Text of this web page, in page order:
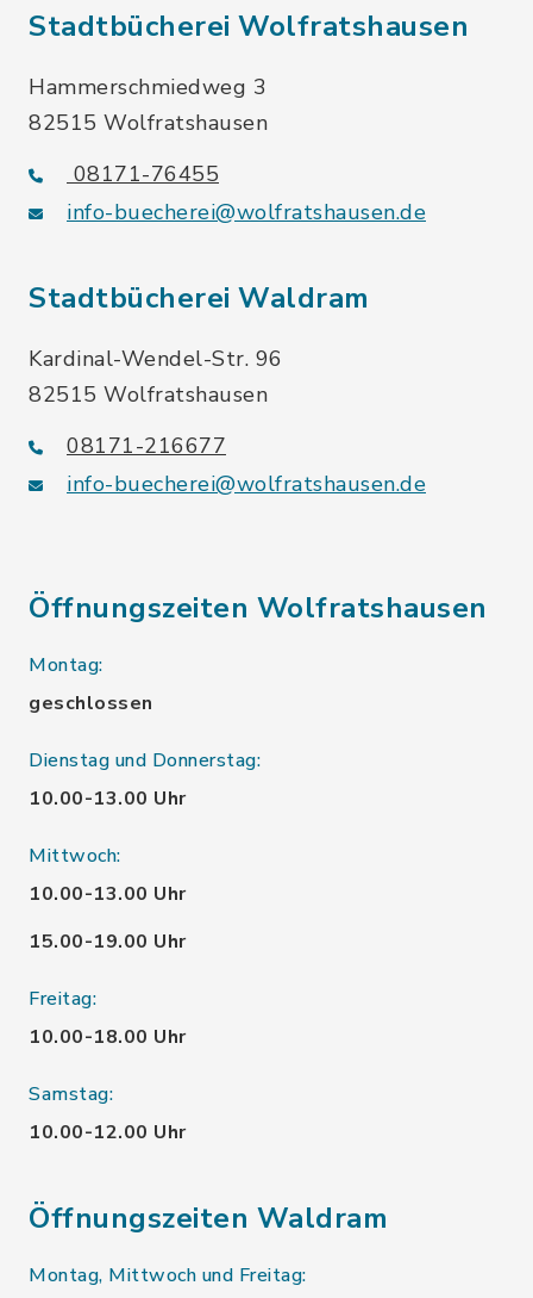
Stadtbücherei Wolfratshausen
Hammerschmiedweg 3
82515 Wolfratshausen
08171-76455
info-buecherei@wolfratshausen.de
Stadtbücherei Waldram
Kardinal-Wendel-Str. 96
82515 Wolfratshausen
08171-216677
info-buecherei@wolfratshausen.de
Öffnungszeiten Wolfratshausen
Montag:
geschlossen
Dienstag und Donnerstag:
10.00-13.00 Uhr
Mittwoch:
10.00-13.00 Uhr
15.00-19.00 Uhr
Freitag:
10.00-18.00 Uhr
Samstag:
10.00-12.00 Uhr
Öffnungszeiten Waldram
Montag, Mittwoch und Freitag: